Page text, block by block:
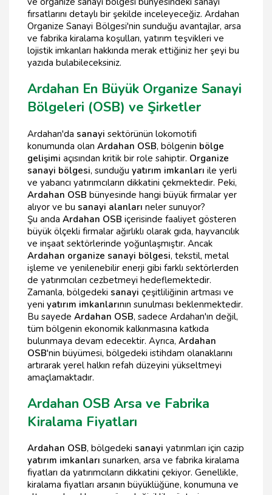
fırsatlarını detaylı bir şekilde inceleyeceğiz. Ardahan
Organize Sanayi Bölgesi'nin sunduğu avantajlar, arsa
ve fabrika kiralama koşulları, yatırım teşvikleri ve
lojistik imkanları hakkında merak ettiğiniz her şeyi bu
yazıda bulabileceksiniz.
Ardahan En Büyük Organize Sanayi
Bölgeleri (OSB) ve Şirketler
Ardahan'da sanayi sektörünün lokomotifi
konumunda olan Ardahan OSB, bölgenin bölge
gelişimi açısından kritik bir role sahiptir. Organize
sanayi bölgesi, sunduğu yatırım imkanları ile yerli
ve yabancı yatırımcıların dikkatini çekmektedir. Peki,
Ardahan OSB bünyesinde hangi büyük firmalar yer
alıyor ve bu sanayi alanları neler sunuyor?
Şu anda Ardahan OSB içerisinde faaliyet gösteren
büyük ölçekli firmalar ağırlıklı olarak gıda, hayvancılık
ve inşaat sektörlerinde yoğunlaşmıştır. Ancak
Ardahan organize sanayi bölgesi, tekstil, metal
işleme ve yenilenebilir enerji gibi farklı sektörlerden
de yatırımcıları cezbetmeyi hedeflemektedir.
Zamanla, bölgedeki sanayi çeşitliliğinin artması ve
yeni yatırım imkanlarının sunulması beklenmektedir.
Bu sayede Ardahan OSB, sadece Ardahan'ın değil,
tüm bölgenin ekonomik kalkınmasına katkıda
bulunmaya devam edecektir. Ayrıca, Ardahan
OSB'nin büyümesi, bölgedeki istihdam olanaklarını
artırarak yerel halkın refah düzeyini yükseltmeyi
amaçlamaktadır.
Ardahan OSB Arsa ve Fabrika
Kiralama Fiyatları
Ardahan OSB, bölgedeki sanayi yatırımları için cazip
yatırım imkanları sunarken, arsa ve fabrika kiralama
fiyatları da yatırımcıların dikkatini çekiyor. Genellikle,
kiralama fiyatları arsanın büyüklüğüne, konumuna ve